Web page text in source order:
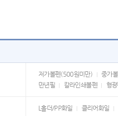
저가볼펜(500원미만) 중가
만년필
칼라인쇄볼펜 형
L홀더/PP화일 클리어화일